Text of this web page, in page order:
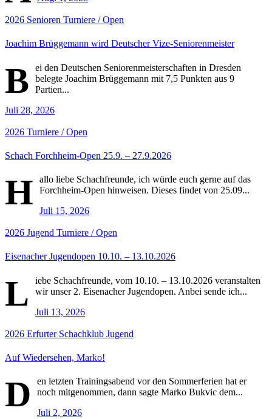
2026 Senioren Turniere / Open
Joachim Brüggemann wird Deutscher Vize-Seniorenmeister
B
ei den Deutschen Seniorenmeisterschaften in Dresden
belegte Joachim Brüggemann mit 7,5 Punkten aus 9
Partien...
Juli 28, 2026
2026 Turniere / Open
Schach Forchheim-Open 25.9. – 27.9.2026
H
allo liebe Schachfreunde, ich würde euch gerne auf das
Forchheim-Open hinweisen. Dieses findet von 25.09...
Juli 15, 2026
2026 Jugend Turniere / Open
Eisenacher Jugendopen 10.10. – 13.10.2026
L
iebe Schachfreunde, vom 10.10. – 13.10.2026 veranstalten
wir unser 2. Eisenacher Jugendopen. Anbei sende ich...
Juli 13, 2026
2026 Erfurter Schachklub Jugend
Auf Wiedersehen, Marko!
D
en letzten Trainingsabend vor den Sommerferien hat er
noch mitgenommen, dann sagte Marko Bukvic dem...
Juli 2, 2026